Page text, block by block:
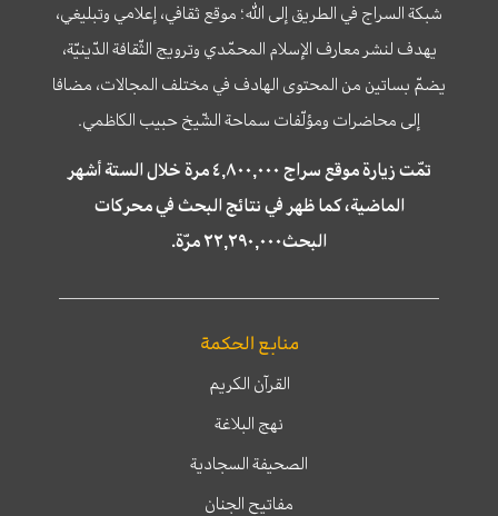
شبكة السراج في الطريق إلى الله؛ موقع ثقافي، إعلامي وتبليغي،
يهدف لنشر معارف الإسلام المحمّدي وترويج الثّقافة الدّينيّة،
يضمّ بساتين من المحتوى الهادف في مختلف المجالات، مضافا
إلى محاضرات ومؤلّفات سماحة الشّيخ حبيب الكاظمي.
تمّت زيارة موقع سراج ٤,٨٠٠,٠٠٠ مرة خلال الستة أشهر
الماضية، كما ظهر في نتائج البحث في محركات
البحث٢٢,٢٩٠,٠٠٠ مرّة.
منابع الحكمة
القرآن الكريم
نهج البلاغة
الصحيفة السجادية
مفاتيح الجنان